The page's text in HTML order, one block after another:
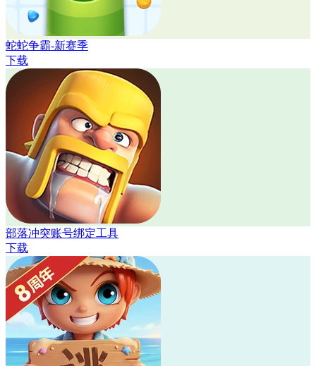
蛇蛇争霸-新赛季
下载
部落冲突账号绑定工具
下载